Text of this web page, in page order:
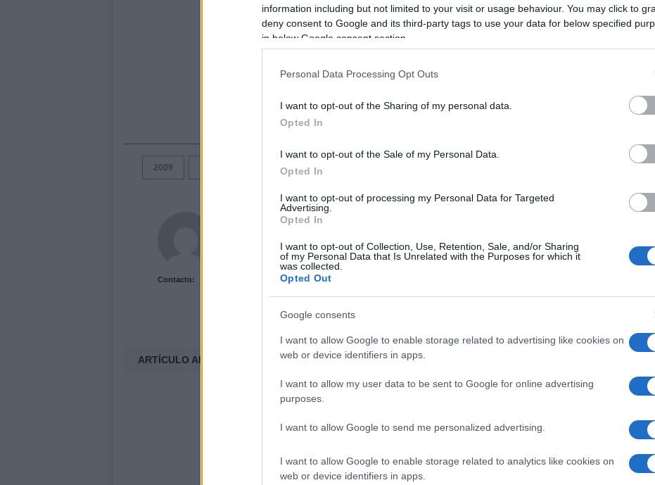
information including but not limited to your visit or usage behaviour. You may click to
deny consent to Google and its third-party tags to use your data for below specified
in below Google consent section.
Personal Data Processing Opt Outs
I want to opt-out of the Sharing of my personal data.
Opted In
I want to opt-out of the Sale of my Personal Data.
Opted In
I want to opt-out of processing my Personal Data for Targeted
Advertising.
Opted In
I want to opt-out of Collection, Use, Retention, Sale, and/or Sharing
of my Personal Data that Is Unrelated with the Purposes for which it
was collected.
Opted Out
Google consents
I want to allow Google to enable storage related to advertising like cookies on
web or device identifiers in apps.
I want to allow my user data to be sent to Google for online advertising
purposes.
I want to allow Google to send me personalized advertising.
I want to allow Google to enable storage related to analytics like cookies on
web or device identifiers in apps.
2009 GINEBRA GOLF
Contacto:
Acutalidad.es Unit
ARTÍCULO ANTERIOR
Guía